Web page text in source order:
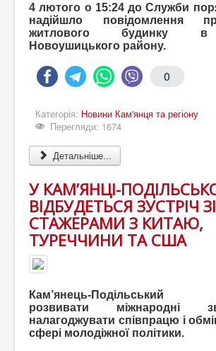
4 лютого о 15:24 до Служби
надійшло повідомлення
житлового будинку в
Новоушицького району.
0
Категорія: Новини Кам'янця та регіону
Перегляди: 1674
Детальніше...
У КАМ’ЯНЦІ-
ВІДБУДЕТЬСЯ ЗУСТРІЧ ЗІ
СТАЖЕРАМИ З КИТАЮ,
ТУРЕЧЧИНИ ТА США
Кам’янець-Подільський
розвивати міжнародні
налагоджувати співпрацю і
сфері молодіжної політики.